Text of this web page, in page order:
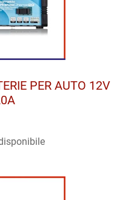
PER AUTO 12V